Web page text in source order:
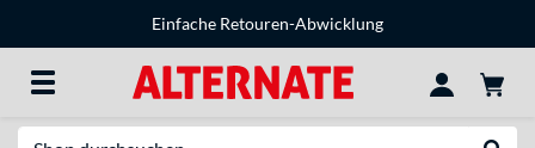
Einfache Retouren-Abwicklung